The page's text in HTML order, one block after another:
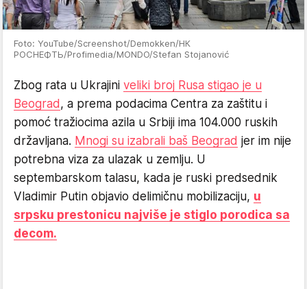
Foto: YouTube/Screenshot/Demokken/НК
РОСНЕФТЬ/Profimedia/MONDO/Stefan Stojanović
Zbog rata u Ukrajini veliki broj Rusa stigao je u
Beograd , a prema podacima Centra za zaštitu i
pomoć tražiocima azila u Srbiji ima 104.000 ruskih
državljana. Mnogi su izabrali baš Beograd jer im nije
potrebna viza za ulazak u zemlju. U
septembarskom talasu, kada je ruski predsednik
Vladimir Putin objavio delimičnu mobilizaciju, u
srpsku prestonicu najviše je stiglo porodica sa
decom.